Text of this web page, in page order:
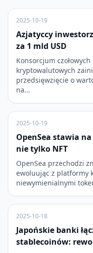
2025-10-19
Azjatyccy
za 1 mld USD
Konsorcjum
kryptowalutowych
przedsięwzięcie o
na…
2025-10-19
OpenSea stawia
nie tylko NFT
OpenSea przechodzi
ewoluując z platformy
niewymienialnymi
2025-10-18
Japońskie banki
stablecoinów: